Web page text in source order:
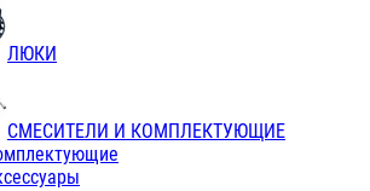
ЛЮКИ
СМЕСИТЕЛИ И КОМПЛЕКТУЮЩИЕ